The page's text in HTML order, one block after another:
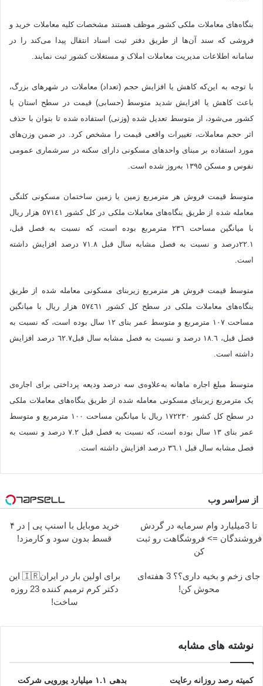
بنگاه‌های معاملات ملکی کشور موظف هستند مشخصات کلیه‌ معاملات خرید و
فروشی که سند آن‌ها از طریق دفتر ثبت اسناد انتقال پیدا می‌کند را در
سامانه‌ اطلاعات مدیریت معاملات املاک و مستغلات کشور ثبت نمایند.
با توجه به این‌که کاهش یا افزایش حجم (تعداد) معاملات در شهرهای بزرگ،
باعث کاهش یا افزایش شدید متوسط (حسابی) قیمت در سطح استان یا
کشور می‌شود، از متوسط تعدیل شده (وزنی) استفاده شده تا بتوان با حذف
اثر حجم معاملات، تغییرات واقعی قیمت را مشخص کرد. در ضمن وزن‌های
مورد استفاده بر مبنای واحدهای مسکونی دارای سکنه در سرشماری عمومی
نفوس و مسکن ١٣٩٥ به‌روز شده است.
متوسط قیمت فروش هر مترمربع زمین یا زمین ساختمان مسکونی کلنگی
معامله شده از طریق بنگاه‌های معاملات ملکی در کل کشور ٥٧١٤١ هزار ریال
با میانگین مساحت ٢٣٦ مترمربع بوده است، که نسبت به فصل قبل،
٢٢.١درصد و نسبت به فصل مشابه سال قبل ٧١.٨ درصد افزایش داشته
است.
متوسط قیمت فروش هر مترمربع زیربنای مسکونی معامله شده از طریق
بنگاه‌های معاملات ملکی در سطح کل کشور ٥٧٤٦١ هزار ریال با میانگین
مساحت ١٠٧ مترمربع و متوسط عمر بنای ١٢ سال بوده است، که نسبت به
فصل قبل، ١٨.٦ درصد و نسبت به فصل مشابه سال قبل٦٢.٧ درصد افزایش
داشته است.
متوسط مبلغ اجاره‌ ماهانه به‌علاوه‌ی سه درصد ودیعه‌ پرداختی برای اجاره‌ی
یک مترمربع زیربنای مسکونی معامله شده از طریق بنگاه‌های معاملات ملکی
در سطح کل کشور ١٧٢٢٣٠ ریال با میانگین مساحت ١٠٠ مترمربع و متوسط
عمر بنای ١٣ سال بوده است، که نسبت به فصل قبل ٧.٢ درصد و نسبت به
فصل مشابه سال قبل ٣٦.١ درصد افزایش داشته است.
از سراسر وب
تا 3میلیارد وام سرمایه در گردش
فروشندگان => فروشگاهت رو ثبت
کن
خرید موبایل با اسنپ پی | در ۴
قسط بدون سود و کارمزد!
جای زخم و بخیه داری؟؟ 3 هفته‌ای
محوش کن!
برای اولین بار در ایران🇮🇷 این
دکتر کرم ترمیم کننده 23 روزه
ساخت!
نوشته های مشابه
کمیته‌ رصد روزانه رعایت
بدهی ۱.۱ میلیارد یورویی شرکت